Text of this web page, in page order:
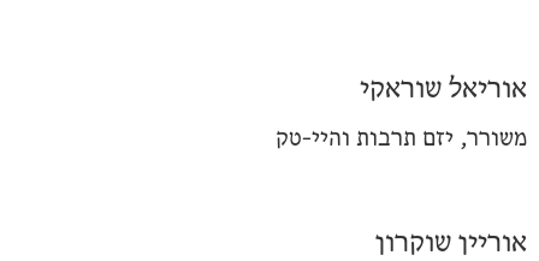
אוריאל שוראקי
משורר, יזם תרבות והיי-טק
אוריין שוקרון